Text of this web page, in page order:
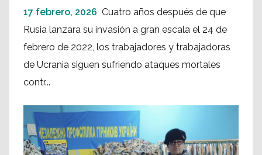
17 febrero, 2026 Cuatro años después de que
Rusia lanzara su invasión a gran escala el 24 de
febrero de 2022, los trabajadores y trabajadoras
de Ucrania siguen sufriendo ataques mortales
contr...